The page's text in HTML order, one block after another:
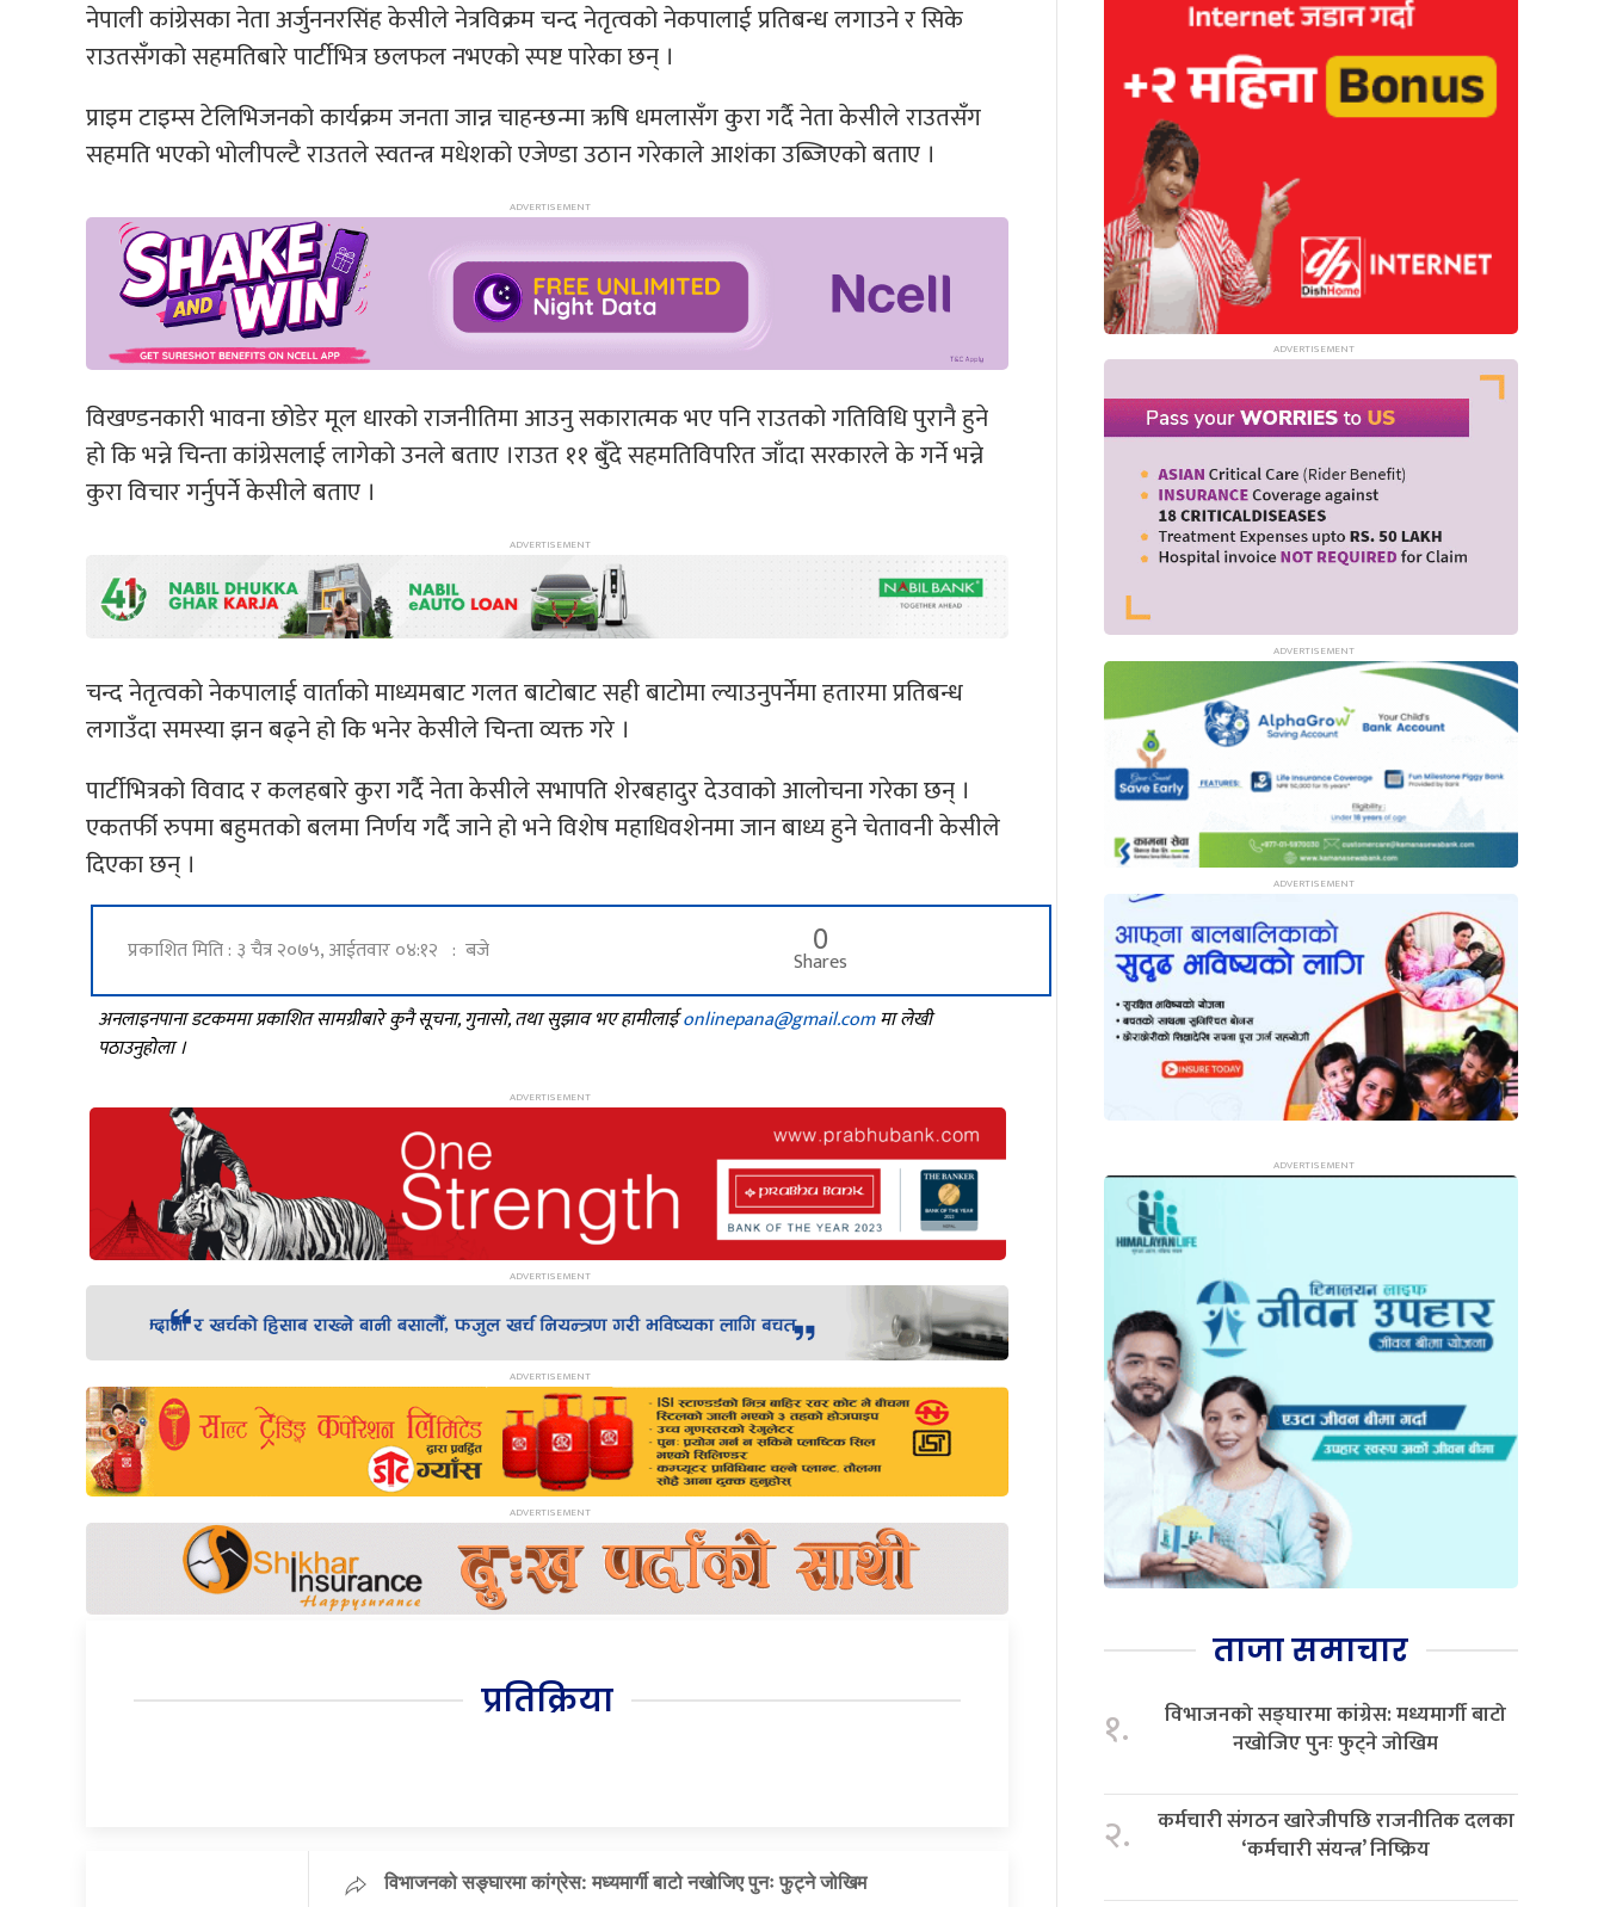
नेपाली कांग्रेसका नेता अर्जुननरसिंह केसीले नेत्रविक्रम चन्द नेतृत्वको नेकपालाई प्रतिबन्ध लगाउने र सिके
राउतसँगको सहमतिबारे पार्टीभित्र छलफल नभएको स्पष्ट पारेका छन् ।
प्राइम टाइम्स टेलिभिजनको कार्यक्रम जनता जान्न चाहन्छन्मा ऋषि धमलासँग कुरा गर्दै नेता केसीले राउतसँग
सहमति भएको भोलीपल्टै राउतले स्वतन्त्र मधेशको एजेण्डा उठान गरेकाले आशंका उब्जिएको बताए ।
विखण्डनकारी भावना छोडेर मूल धारको राजनीतिमा आउनु सकारात्मक भए पनि राउतको गतिविधि पुरानै हुने
हो कि भन्ने चिन्ता कांग्रेसलाई लागेको उनले बताए ।राउत ११ बुँदे सहमतिविपरित जाँदा सरकारले के गर्ने भन्ने
कुरा विचार गर्नुपर्ने केसीले बताए ।
चन्द नेतृत्वको नेकपालाई वार्ताको माध्यमबाट गलत बाटोबाट सही बाटोमा ल्याउनुपर्नेमा हतारमा प्रतिबन्ध
लगाउँदा समस्या झन बढ्ने हो कि भनेर केसीले चिन्ता व्यक्त गरे ।
पार्टीभित्रको विवाद र कलहबारे कुरा गर्दै नेता केसीले सभापति शेरबहादुर देउवाको आलोचना गरेका छन् ।
एकतर्फी रुपमा बहुमतको बलमा निर्णय गर्दै जाने हो भने विशेष महाधिवशेनमा जान बाध्य हुने चेतावनी केसीले
दिएका छन् ।
प्रकाशित मिति : ३ चैत्र २०७५, आईतवार ०४:१२ : बजे 0
Shares
अनलाइनपाना डटकममा प्रकाशित सामग्रीबारे कुनै सूचना, गुनासो, तथा सुझाव भए हामीलाईonlinepana@gmail.comमा लेखी
पठाउनुहोला ।
प्रतिक्रिया
विभाजनको सङ्घारमा कांग्रेस: मध्यमार्गी बाटो नखोजिए पुनः फुट्ने जोखिम
ताजा समाचार
१.
विभाजनको सङ्घारमा कांग्रेस: मध्यमार्गी बाटो
नखोजिए पुनः फुट्ने जोखिम
२.
कर्मचारी संगठन खारेजीपछि राजनीतिक दलका
‘कर्मचारी संयन्त्र’ निष्क्रिय